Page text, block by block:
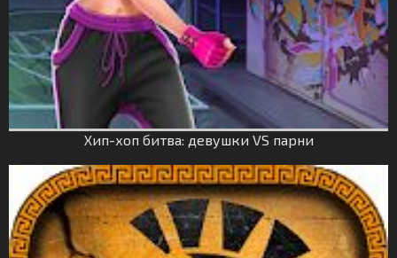
Хип-хоп битва: девушки VS парни